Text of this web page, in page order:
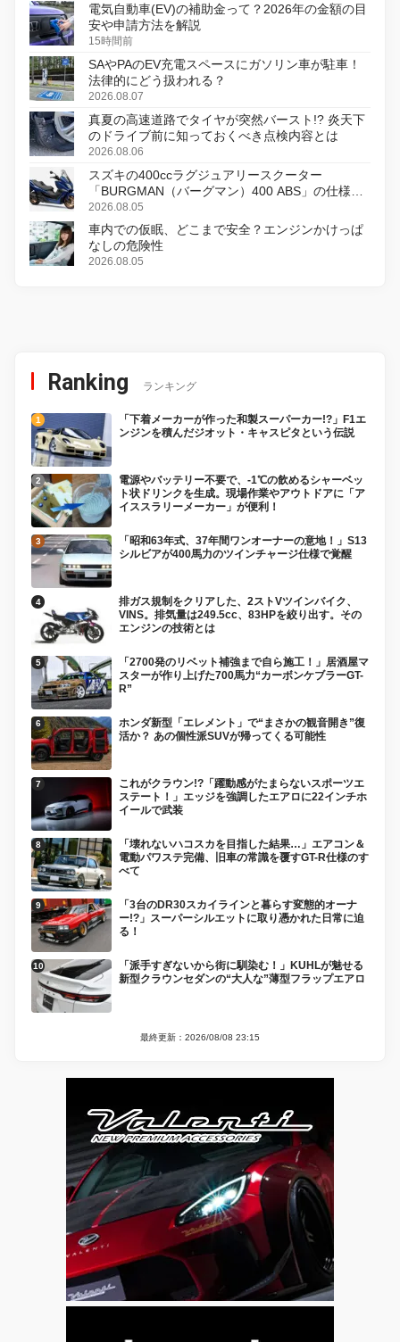
電気自動車(EV)の補助金って？2026年の金額の目
安や申請方法を解説
15時間前
SAやPAのEV充電スペースにガソリン車が駐車！
法律的にどう扱われる？
2026.08.07
真夏の高速道路でタイヤが突然バースト!? 炎天下
のドライブ前に知っておくべき点検内容とは
2026.08.06
スズキの400ccラグジュアリースクーター
「BURGMAN（バーグマン）400 ABS」の仕様を
変更し、8月18日に発売
2026.08.05
車内での仮眠、どこまで安全？エンジンかけっぱ
なしの危険性
2026.08.05
Ranking ランキング
「下着メーカーが作った和製スーパーカー!?」F1エ
ンジンを積んだジオット・キャスピタという伝説
電源やバッテリー不要で、-1℃の飲めるシャーベッ
ト状ドリンクを生成。現場作業やアウトドアに「ア
イススラリーメーカー」が便利！
「昭和63年式、37年間ワンオーナーの意地！」S13
シルビアが400馬力のツインチャージ仕様で覚醒
排ガス規制をクリアした、2ストVツインバイク、
VINS。排気量は249.5cc、83HPを絞り出す。その
エンジンの技術とは
「2700発のリベット補強まで自ら施工！」居酒屋マ
スターが作り上げた700馬力“カーボンケブラーGT-
R”
ホンダ新型「エレメント」で“まさかの観音開き”復
活か？ あの個性派SUVが帰ってくる可能性
これがクラウン!?「躍動感がたまらないスポーツエ
ステート！」エッジを強調したエアロに22インチホ
イールで武装
「壊れないハコスカを目指した結果…」エアコン＆
電動パワステ完備、旧車の常識を覆すGT-R仕様のす
べて
「3台のDR30スカイラインと暮らす変態的オーナ
ー!?」スーパーシルエットに取り憑かれた日常に迫
る！
「派手すぎないから街に馴染む！」KUHLが魅せる
新型クラウンセダンの“大人な”薄型フラップエアロ
最終更新：2026/08/08 23:15